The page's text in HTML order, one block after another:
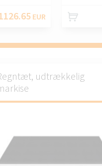
EUR
udtrækkelig